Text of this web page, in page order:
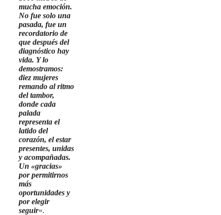
mucha emoción.
No fue solo una
pasada, fue un
recordatorio de
que después del
diagnóstico hay
vida. Y lo
demostramos:
diez mujeres
remando al ritmo
del tambor,
donde cada
palada
representa el
latido del
corazón, el estar
presentes, unidas
y acompañadas.
Un «gracias»
por permitirnos
más
oportunidades y
por elegir
seguir«.